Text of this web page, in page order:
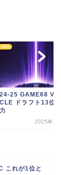
NBA
24-25 GAME68 VS
CLE ドラフト13位
力
2025年3
これが1位と